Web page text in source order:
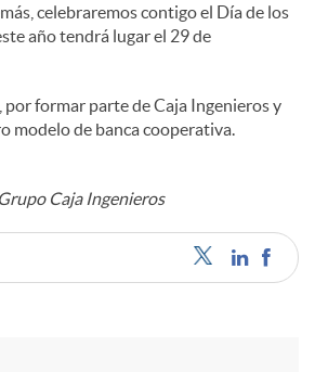
celebraremos contigo el Día de los
año tendrá lugar el 29 de
por formar parte de Caja Ingenieros y
modelo de banca cooperativa.
Caja Ingenieros